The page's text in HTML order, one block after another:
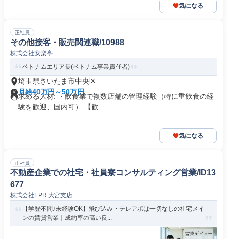
気になる
正社員
その他接客・販売関連職/10988
株式会社安楽亭
ベトナムエリア長(ベトナム事業責任者)
埼玉県さいたま市中央区
月給40万円～50万円
求める人材: ・飲食業で複数店舗の管理経験（特に重飲食の経
験を歓迎、国内可） 【歓...
気になる
正社員
不動産企業での社宅・社員寮コンサルティング営業/ID13
677
株式会社FPR 大宮支店
【学歴不問♪未経験OK】飛び込み・テレアポは一切なしの社宅メイ
ンの賃貸営業｜成約率の高い反...